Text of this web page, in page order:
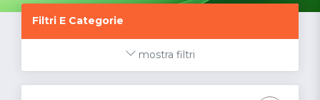
Filtri E Categorie
mostra filtri